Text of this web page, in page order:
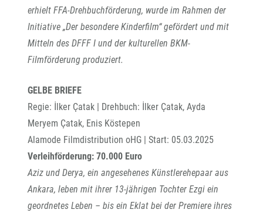
erhielt FFA-Drehbuchförderung, wurde im Rahmen der
Initiative „Der besondere Kinderfilm“ gefördert und mit
Mitteln des DFFF I und der kulturellen BKM-
Filmförderung produziert.
GELBE BRIEFE
Regie: İlker Çatak | Drehbuch: İlker Çatak, Ayda
Meryem Çatak, Enis Köstepen
Alamode Filmdistribution oHG | Start: 05.03.2025
Verleihförderung: 70.000 Euro
Aziz und Derya, ein angesehenes Künstlerehepaar aus
Ankara, leben mit ihrer 13-jährigen Tochter Ezgi ein
geordnetes Leben – bis ein Eklat bei der Premiere ihres